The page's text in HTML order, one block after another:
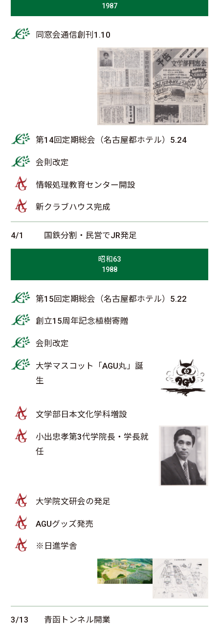
1987
同窓会通信創刊1.10
第14回定期総会（名古屋都ホテル）5.24
会則改定
情報処理教育センター開設
新クラブハウス完成
4/1 国鉄分割・民営でJR発足
昭和63
1988
第15回定期総会（名古屋都ホテル）5.22
創立15周年記念植樹寄贈
会則改定
大学マスコット「AGU丸」誕
生
文学部日本文化学科増設
小出忠孝第3代学院長・学長就
任
大学院文研会の発足
AGUグッズ発売
※日進学舎
3/13
青函トンネル開業